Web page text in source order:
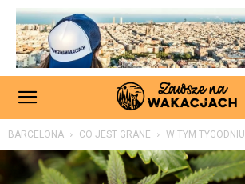
BARCELONA CO JEST GRANE W TYM TYGODNIU